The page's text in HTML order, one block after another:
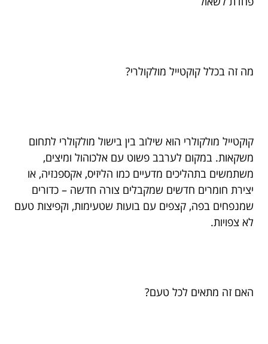
מה זה בכלל קוקטייל מולקולרי?
קוקטייל מולקולרי הוא שילוב בין בישול מולקולרי לתחום
משקאות. במקום לערבב פשוט עם אלכוהול ומיצים,
משתמשים בתהליכים מדעיים כמו הליזיס, אקספנזיה, או
יצירת חומרים חדשים שמקבלים צורה חדשה – כדורים
שמנפחים בפה, קצפים עם בועות שטעימות, וקפיצות טעם
לא צפויות.
האם זה מתאים לכל טעם?